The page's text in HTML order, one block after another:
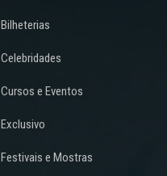
Bilheterias
Celebridades
Cursos e Eventos
Exclusivo
Festivais e Mostras